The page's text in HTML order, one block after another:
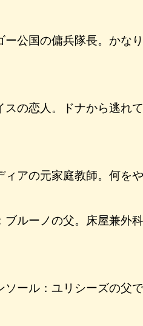
ー公国の傭兵隊長。かな
の恋人。ドナから逃れ
アの元家庭教師。何を
ブルーノの父。床屋兼外
ール：ユリシーズの父で